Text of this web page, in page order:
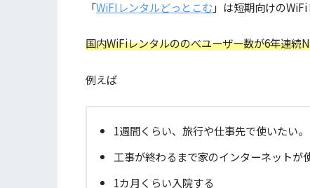
「WiFIレンタルどっとこむ」は短期向けの
国内WiFiレンタルののべユーザー数が6年連続
例えば
1週間くらい、旅行や仕事先で使いたい。
工事が終わるまで家のインターネットが
1カ月くらい入院する